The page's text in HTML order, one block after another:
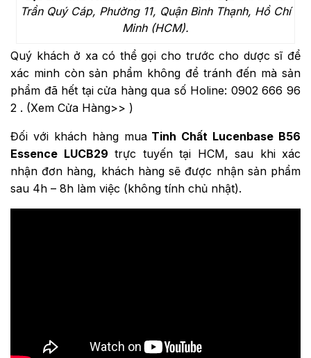
Trần Quý Cáp, Phường 11, Quận Bình Thạnh, Hồ Chí
Minh (HCM).
Quý khách ở xa có thể gọi cho trước cho dược sĩ để
xác minh còn sản phẩm không để tránh đến mà sản
phẩm đã hết tại cửa hàng qua số Holine: 0902 666 96
2 . (Xem Cửa Hàng>> )
Đối với khách hàng muaTinh Chất Lucenbase B56
Essence LUCB29 trực tuyến tại HCM, sau khi xác
nhận đơn hàng, khách hàng sẽ được nhận sản phẩm
sau 4h – 8h làm việc (không tính chủ nhật).